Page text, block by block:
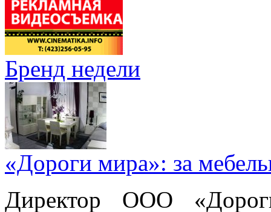
Бренд недели
«Дороги мира»: за
Директор ООО